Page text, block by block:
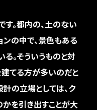
す。都内の、土のない
ンの中で、景色もある
。そういうものと対
てる方が多いのだと
計の立場としては、ク
を引き出すことが大